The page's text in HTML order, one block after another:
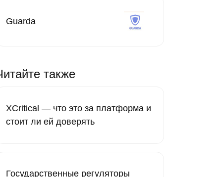
Guarda
также
XCritical — что это за платформа и
стоит ли ей доверять
Государственные регуляторы